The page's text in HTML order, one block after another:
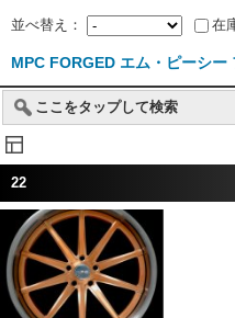
並べ替え： 在
MPC FORGED エム・ピーシー
ここをタップして検索
22